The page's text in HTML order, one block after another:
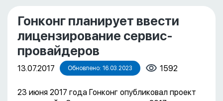
Гонконг планирует ввести
лицензирование сервис-
провайдеров
13.07.2017 Обновлено: 16.03.2023 1592
23 июня 2017 года Гонконг опубликовал проект